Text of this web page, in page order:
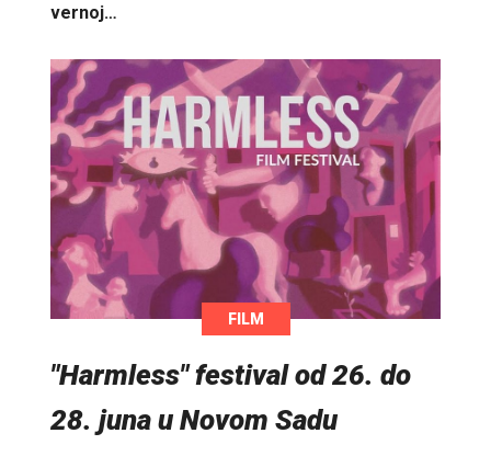
vernoj…
FILM
"Harmless" festival od 26. do
28. juna u Novom Sadu